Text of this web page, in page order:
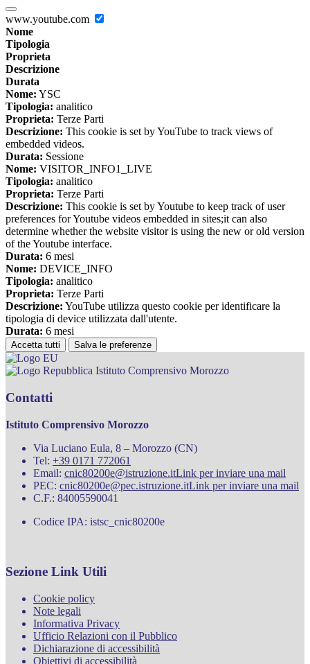
www.youtube.com
Nome
Tipologia
Proprieta
Descrizione
Durata
Nome: YSC
Tipologia: analitico
Proprieta: Terze Parti
Descrizione: This cookie is set by YouTube to track views of
embedded videos.
Durata: Sessione
Nome: VISITOR_INFO1_LIVE
Tipologia: analitico
Proprieta: Terze Parti
Descrizione: This cookie is set by Youtube to keep track of user
preferences for Youtube videos embedded in sites;it can also
determine whether the website visitor is using the new or old version
of the Youtube interface.
Durata: 6 mesi
Nome: DEVICE_INFO
Tipologia: analitico
Proprieta: Terze Parti
Descrizione: YouTube utilizza questo cookie per identificare la
tipologia di device utilizzata dall'utente.
Durata: 6 mesi
Accetta tutti Salva le preferenze
Istituto Comprensivo Morozzo
Contatti
Istituto Comprensivo Morozzo
Via Luciano Eula, 8 – Morozzo (CN)
Tel: +39 0171 772061
Email: cnic80200e@istruzione.itLink per inviare una mail
PEC: cnic80200e@pec.istruzione.itLink per inviare una mail
C.F.: 84005590041
Codice IPA: istsc_cnic80200e
Sezione Link Utili
Cookie policy
Note legali
Informativa Privacy
Ufficio Relazioni con il Pubblico
Dichiarazione di accessibilità
Obiettivi di accessibilità